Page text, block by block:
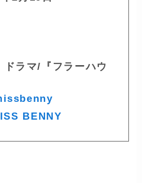
ドラマ/『フラーハウ
BENNY